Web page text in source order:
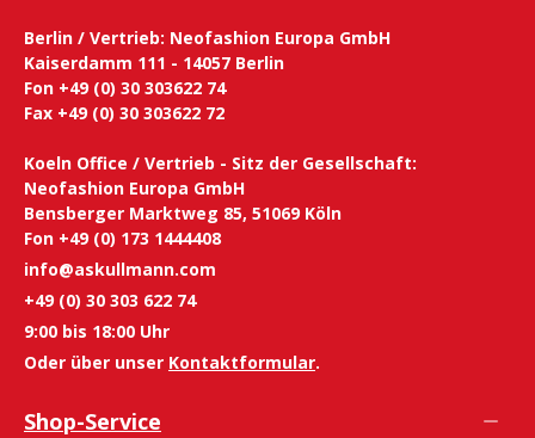
Berlin / Vertrieb: Neofashion Europa GmbH
Kaiserdamm 111 - 14057 Berlin
Fon +49 (0) 30 303622 74
Fax +49 (0) 30 303622 72
Koeln Office / Vertrieb - Sitz der Gesellschaft:
Neofashion Europa GmbH
Bensberger Marktweg 85, 51069 Köln
Fon +49 (0) 173 1444408
info@askullmann.com
+49 (0) 30 303 622 74
9:00 bis 18:00 Uhr
Oder über unser Kontaktformular.
Shop-Service